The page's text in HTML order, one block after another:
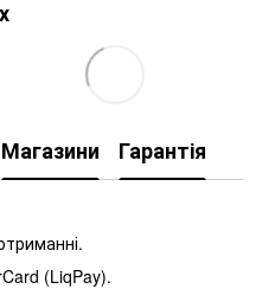
Магазини Гарантія
(LiqPay).